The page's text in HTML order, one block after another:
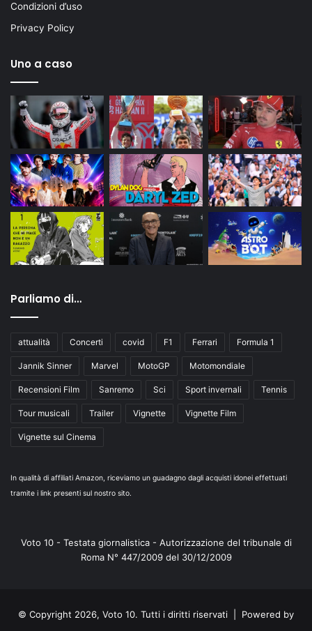
Condizioni d’uso
Privacy Policy
Uno a caso
Parliamo di…
attualità Concerti covid F1 Ferrari Formula 1
Jannik Sinner Marvel MotoGP Motomondiale
Recensioni Film Sanremo Sci Sport invernali Tennis
Tour musicali Trailer Vignette Vignette Film
Vignette sul Cinema
In qualità di affiliati Amazon, riceviamo un guadagno dagli acquisti idonei effettuati
tramite i link presenti sul nostro sito.
Voto 10 - Testata giornalistica - Autorizzazione del tribunale di
Roma N° 447/2009 del 30/12/2009
© Copyright 2026, Voto 10. Tutti i diritti riservati | Powered by